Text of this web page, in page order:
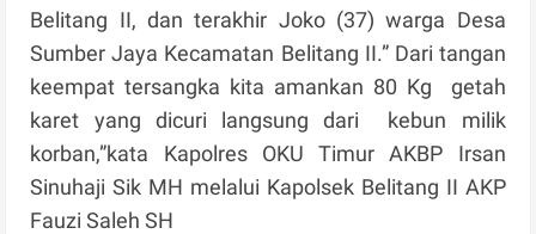
Belitang II, dan terakhir Joko (37) warga Desa
Sumber Jaya Kecamatan Belitang II.” Dari tangan
keempat tersangka kita amankan 80 Kg getah
karet yang dicuri langsung dari kebun milik
korban,”kata Kapolres OKU Timur AKBP Irsan
Sinuhaji Sik MH melalui Kapolsek Belitang II AKP
Fauzi Saleh SH